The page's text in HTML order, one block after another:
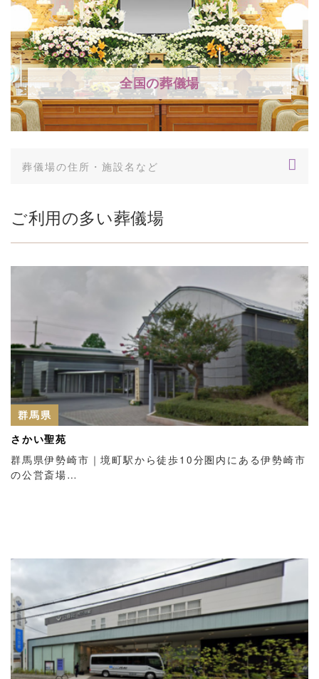
全国の葬儀場
ご利用の多い葬儀場
群馬県
さかい聖苑
群馬県伊勢崎市｜境町駅から徒歩10分圏内にある伊勢崎市
の公営斎場…